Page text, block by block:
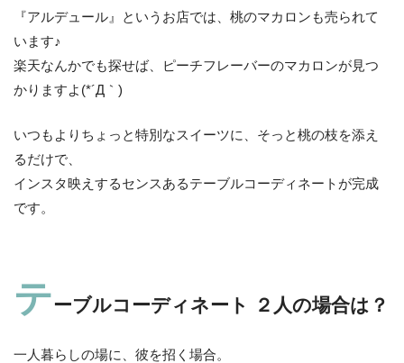
『アルデュール』というお店では、桃のマカロンも売られて
います♪
楽天なんかでも探せば、ピーチフレーバーのマカロンが見つ
かりますよ(*´Д｀)
いつもよりちょっと特別なスイーツに、そっと桃の枝を添え
るだけで、
インスタ映えするセンスあるテーブルコーディネートが完成
です。
テーブルコーディネート ２人の場合は？
一人暮らしの場に、彼を招く場合。